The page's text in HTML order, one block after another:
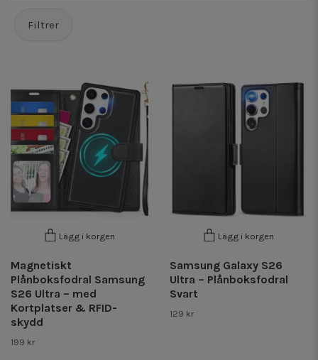
Filtrer
Lägg i korgen
Magnetiskt
Plånboksfodral Samsung
S26 Ultra – med
Kortplatser & RFID-
skydd
199 kr
Lägg i korgen
Samsung Galaxy S26
Ultra – Plånboksfodral
Svart
129 kr